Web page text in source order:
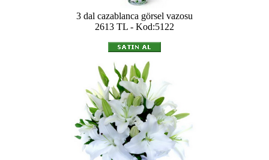
3 dal cazablanca görsel vazosu
2613 TL - Kod:5122